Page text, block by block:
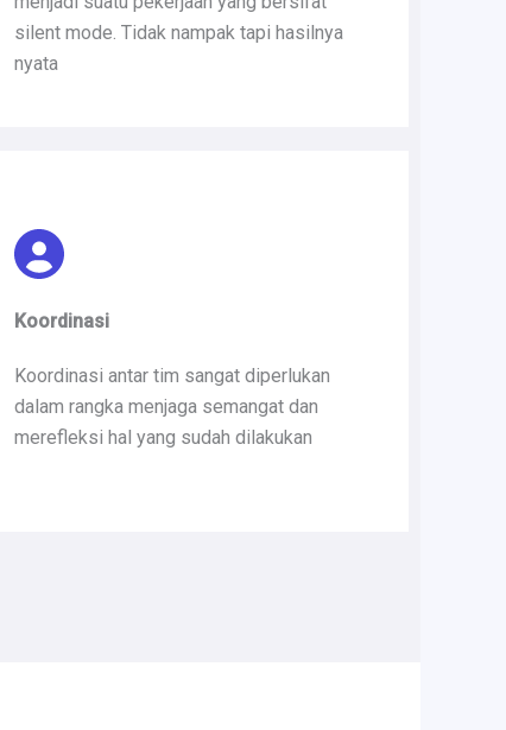
silent mode. Tidak nampak tapi hasilnya
nyata
Koordinasi​
Koordinasi antar tim sangat diperlukan
dalam rangka menjaga semangat dan
merefleksi hal yang sudah dilakukan